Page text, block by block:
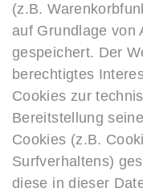
(z.B.
auf Grundlage von
gespeichert. Der
berechtigtes
Cookies zur
Bereitstellung
Cookies (z.B.
Surfverhaltens)
diese in dieser